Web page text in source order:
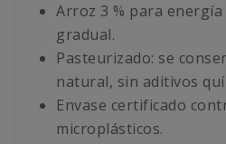
Arroz 3 % para
gradual.
Pasteurizado: se
natural, sin aditivos
Envase certificado
microplásticos.